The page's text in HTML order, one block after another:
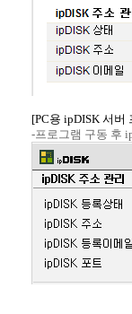
[PC용 ipDISK 서버
-프로그램 구동 후